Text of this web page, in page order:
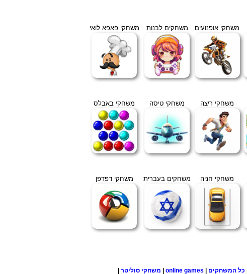
משחקי אופנועים משחקים לבנות משחקי פאפא לואי
משחקי ריצה משחקי טיסה משחקי באבלס
משחקי חניה משחקים בעברית משחקי דפדפן
כל המשחקים online games משחקי סוליטר